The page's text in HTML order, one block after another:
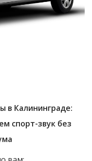
в Калининграде:
спорт-звук без